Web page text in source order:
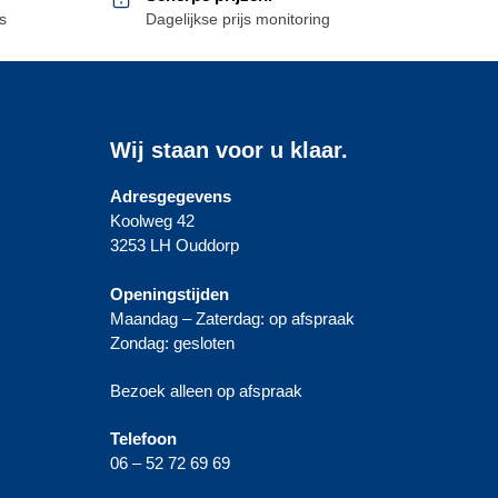
Dagelijkse prijs monitoring
Wij staan voor u klaar.
Adresgegevens
Koolweg 42
3253 LH Ouddorp
Openingstijden
Maandag – Zaterdag: op afspraak
Zondag: gesloten
Bezoek alleen op afspraak
Telefoon
06 – 52 72 69 69